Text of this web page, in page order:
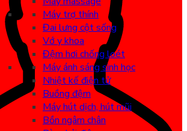
Máy trợ thính
Đai lưng cột sống
Vớ y khoa
Đệm hơi chống loét
Máy ánh sáng sinh học
Nhiệt kế điện tử
Buồng đệm
Máy hút dịch, hút mũi
Bồn ngâm chân